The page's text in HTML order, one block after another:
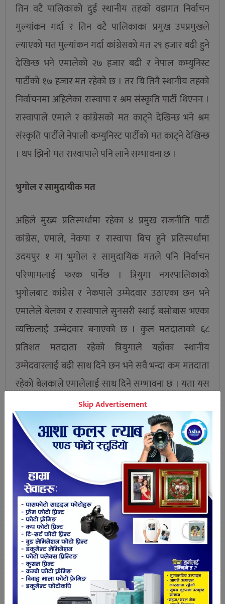
तिन वटै पालिकाको दुई स्थानीय तहको वडागत निर्वाचन
मुल्यांकन गर्दा र तिन वटै पालिकाका प्रमुख उपप्रमुखले
ल्याएको मत मुल्यांकन गर्दा कांग्रेसको मत २९ हजार बढी हुने
देखिन्छ भने एमालेको २७ हजार बढी र नेपाल कम्युनिस्ट
पार्टीको १७ हजार मत रहेको छ । तर यि तिनै स्थानीय तहको
निर्वाचनमा अहिलेका रास्वापा र श्रम संस्कृति पार्टी थिएनन ।
रास्वापाले एमाले र कांग्रेसको मत काट्ने देखिन्छ भने श्रम
संस्कृति पार्टीले नेपाली कम्युनिस्ट पार्टीको मत काट्ने देखिन्छ
। थप झिनो मत रास्वापाले पनि लाने सम्भावना छ ।
भुगोल र सामुदायीक मत
अहिले मुख्य प्रतिस्पर्धामा रहेका ४ प्रमुख राजनीति पार्टी
कांग्रेस, एमाले, नेकपा र रास्वापा बिच हुने प्रतिस्पर्धामा
उदयपुर १ मा भुगोल र सामुदायिक मतले पनि निर्वाचन
परिणामलाई फरक पार्नेछ । त्रियुगा नगरपालिकाको
भुगोलबाट कांग्रेस र नेकपाले उम्मेदवार उठाएका छन भने
एमालेले बेलका र रास्वापाले सुनसरी स्थाई बसोबास भएका
व्यक्तिलाई उम्मेदवार बनाएको छ । कुल मतदाताको ६८
प्रतिशत मतदाता रहेको त्रियुगाले यहाँका स्थानीय
उम्मेदवारलाई बढी साथ दिने छन भने सवै भन्दा कम मतदाता
रहेको बेलकाले एमालेलाई साथ दिने सम्भावना छ । यता यस
क्षेत्रका मतदाता सँग अपरिचित रास्वापाका उम्मेदवारलाई
अहिलेको रास्वापाको जनलहरको मात्र साथ रहने छ ।
झण्डै फुटको डिलमा पुगेको कांग्रेसले उदयपुरमा भने जिवन
दान पाएको छ । कांग्रेसबाट उम्मेदवार बनेका बिदुर
बस्नेतलाई अहिले कांग्रेसबाट अन्तरघात हुने डर छैन । त्यसैले
दुई स्थानीय तहको निर्वाचन भन्दा बढि मत उनले पाउने
अनुमान गर्न सकिन्छ तर रास्वपाले काट्ने मतलाई भने
सुरक्षीत गर्न पर्ने चुनौती रहने छ ।
त्रियुगा नगरपालिकाको दुई स्थानीय निर्वाचनमा प्रतिस्पर्धा
गरेका नेकपाका बलदेव चौधरी अहिले प्रतिनिधि सभाको
Skip Advertisement